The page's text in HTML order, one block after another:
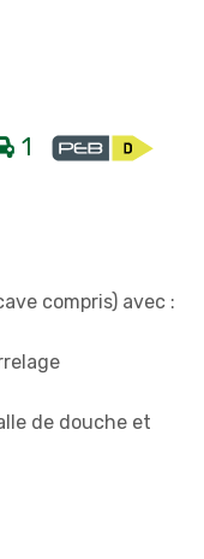
1
compris) avec :
de douche et